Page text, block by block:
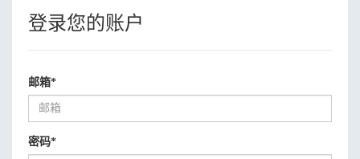
登录您的账户
邮箱*
密码*